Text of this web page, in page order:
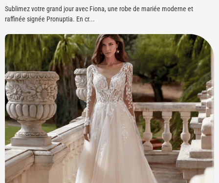
Sublimez votre grand jour avec Fiona, une robe de mariée moderne et
raffinée signée Pronuptia. En cr...